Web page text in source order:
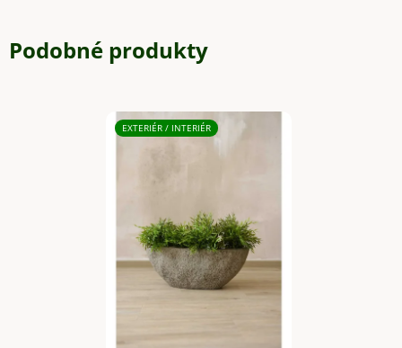
Podobné produkty
EXTERIÉR / INTERIÉR